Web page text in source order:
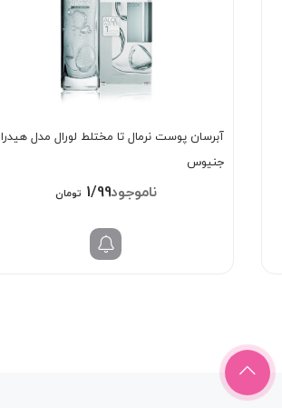
آبرسان پوست نرمال تا مختلط لورال مدل هیدرا
جنیوس
1/993/000 تومان